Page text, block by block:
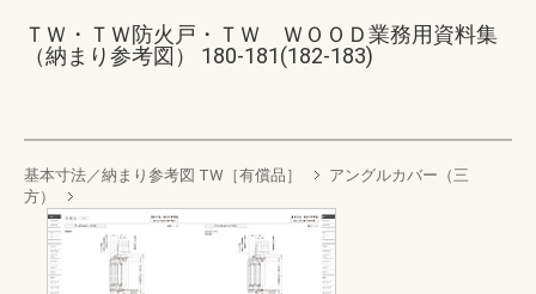
ＴＷ・ＴＷ防火戸・ＴＷ ＷＯＯＤ業務用資料集
（納まり参考図） 180-181(182-183)
基本寸法／納まり参考図 TW［有償品］
アングルカバー（三
方）